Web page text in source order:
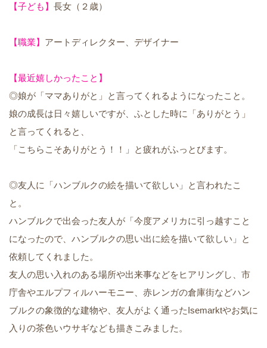
【子ども】 長女（２歳）
【職業】 アートディレクター、デザイナー
【最近嬉しかったこと】
◎娘が「ママありがと」と言ってくれるようになったこと。
娘の成長は日々嬉しいですが、ふとした時に「ありがとう」
と言ってくれると、
「こちらこそありがとう！！」と疲れがふっとびます。
◎友人に「ハンブルクの絵を描いて欲しい」と言われたこ
と。
ハンブルクで出会った友人が「今度アメリカに引っ越すこと
になったので、ハンブルクの思い出に絵を描いて欲しい」と
依頼してくれました。
友人の思い入れのある場所や出来事などをヒアリングし、市
庁舎やエルプフィルハーモニー、赤レンガの倉庫街などハン
ブルクの象徴的な建物や、友人がよく通ったIsemarktやお気に
入りの茶色いウサギなども描きこみました。